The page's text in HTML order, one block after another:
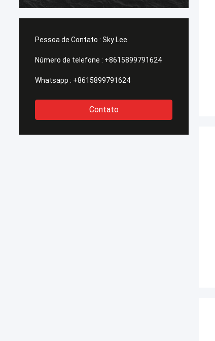
Pessoa de Contato : Sky Lee
Número de telefone : +8615899791624
Whatsapp : +8615899791624
Contato